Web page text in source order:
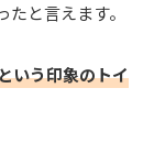
と言えます。
いう印象のトイ